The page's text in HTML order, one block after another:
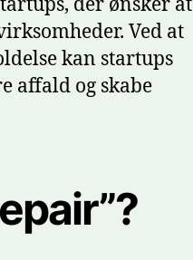
og
skabe
værdi
i
din
Ved at
kan startups
affald og skabe